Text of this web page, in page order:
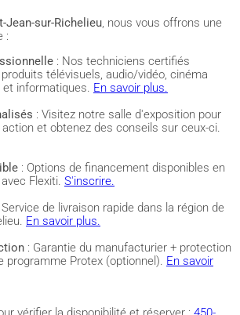
Jean-sur-Richelieu, nous vous offrons une
:
: Nos techniciens certifiés
informatiques. En savoir plus.
: Visitez notre salle d'exposition pour
et obtenez des conseils sur ceux-ci.
: Options de financement disponibles en
Flexiti. S'inscrire.
Service de livraison rapide dans la région de
En savoir plus.
: Garantie du manufacturier + protection
programme Protex (optionnel). En savoir